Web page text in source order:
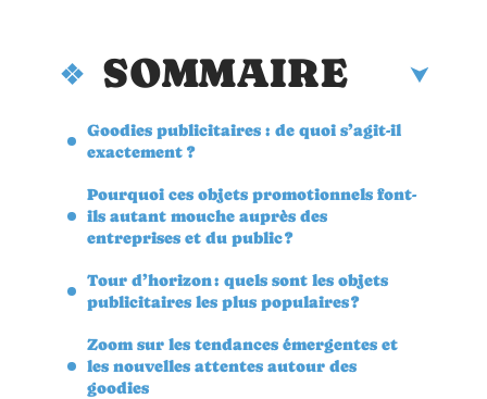
SOMMAIRE
Goodies publicitaires : de quoi s’agit-il
exactement ?
Pourquoi ces objets promotionnels font-
ils autant mouche auprès des
entreprises et du public ?
Tour d’horizon : quels sont les objets
publicitaires les plus populaires ?
Zoom sur les tendances émergentes et
les nouvelles attentes autour des
goodies